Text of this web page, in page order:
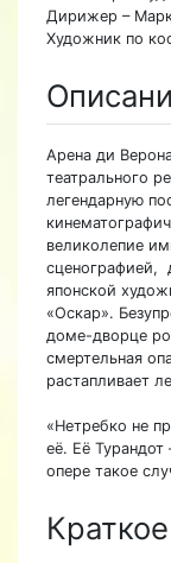
Дирижер –
Художник по
Арена ди
театрального
легендарную
великолепие
сценографией,
японской
«Оскар».
доме-дворце
смертельная
растапливает
«Нетребко не
её. Её Турандот
опере такое